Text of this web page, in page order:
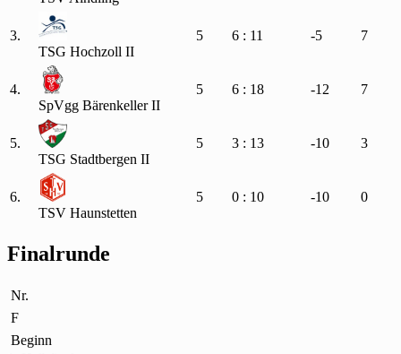
3.
TSG Hochzoll II
5 6 : 11 -5 7
4.
SpVgg Bärenkeller II
5 6 : 18 -12 7
5.
TSG Stadtbergen II
5 3 : 13 -10 3
6.
TSV Haunstetten
5 0 : 10 -10 0
Finalrunde
Nr.
F
Beginn